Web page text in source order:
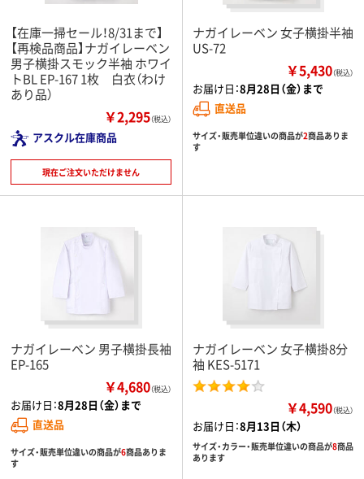
【在庫一掃セール！8/31まで】
【再検品商品】ナガイレーベン
男子横掛スモック半袖 ホワイ
トBL EP-167 1枚 白衣（わけ
あり品）
￥2,295（税込）
アスクル在庫商品
現在ご注文いただけません
ナガイレーベン 女子横掛半袖
US-72
￥5,430（税込）
お届け日：8月28日（金）まで
直送品
サイズ・販売単位違いの商品が2商品ありま
す
ナガイレーベン 男子横掛長袖
EP-165
￥4,680（税込）
お届け日：8月28日（金）まで
直送品
サイズ・販売単位違いの商品が6商品ありま
す
ナガイレーベン 女子横掛8分
袖 KES-5171
￥4,590（税込）
お届け日：8月13日（木）
サイズ・カラー・販売単位違いの商品が8商品
あります